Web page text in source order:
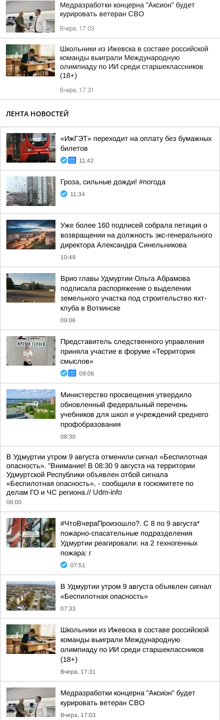
Медразработки концерна "Аксион" будет
курировать ветеран СВО
Вчера, 17:03
Школьники из Ижевска в составе российской
команды выиграли Международную
олимпиаду по ИИ среди старшеклассников
(18+)
Вчера, 17:31
ЛЕНТА НОВОСТЕЙ
«ИжГЭТ» переходит на оплату без бумажных
билетов
11:42
Гроза, сильные дожди! #погода
11:34
Уже более 160 подписей собрала петиция о
возвращении на должность экс-генерального
директора Александра Синельникова
10:49
Врио главы Удмуртии Ольга Абрамова
подписала распоряжение о выделении
земельного участка под строительство яхт-
клуба в Воткинске
09:06
Представитель следственного управления
приняла участие в форуме «Территория
смыслов»
09:06
Министерство просвещения утвердило
обновленный федеральный перечень
учебников для школ и учреждений среднего
профобразования
08:30
В Удмуртии утром 9 августа отменили сигнал «Беспилотная
опасность». "Внимание! В 08:30 9 августа на территории
Удмуртской Республики объявлен отбой сигнала
«Беспилотная опасность», - сообщили в госкомитете по
делам ГО и ЧС региона.// Udm-info
08:00
#ЧтоВчераПроизошло?. С 8 по 9 августа*
пожарно-спасательные подразделения
Удмуртии реагировали: на 2 техногенных
пожара: г
07:51
В Удмуртии утром 9 августа объявлен сигнал
«Беспилотная опасность»
07:33
Школьники из Ижевска в составе российской
команды выиграли Международную
олимпиаду по ИИ среди старшеклассников
(18+)
Вчера, 17:31
Медразработки концерна "Аксион" будет
курировать ветеран СВО
Вчера, 17:03